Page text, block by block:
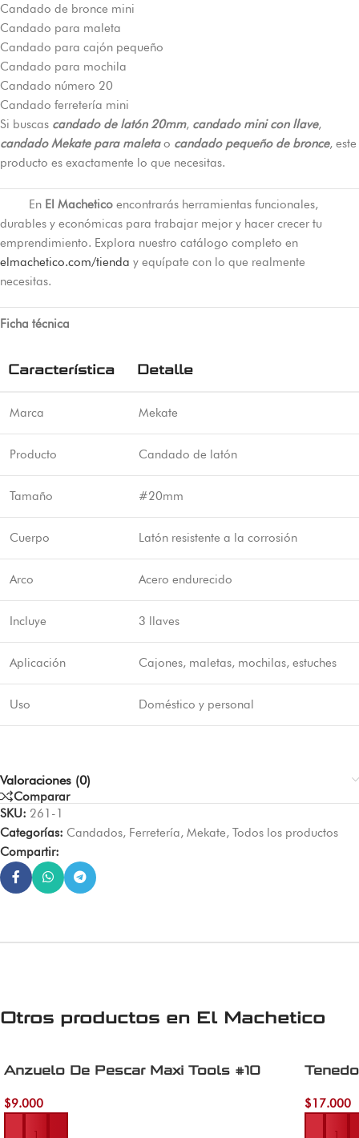
Candado de bronce mini
Candado para maleta
Candado para cajón pequeño
Candado para mochila
Candado número 20
Candado ferretería mini
Si buscas candado de latón 20mm, candado mini con llave,
candado Mekate para maletao candado pequeño de bronce, este
producto es exactamente lo que necesitas.
En El Machetico encontrarás herramientas funcionales,
durables y económicas para trabajar mejor y hacer crecer tu
emprendimiento. Explora nuestro catálogo completo en
elmachetico.com/tienda y equípate con lo que realmente
necesitas.
Ficha técnica
Característica Detalle
Marca Mekate
Producto Candado de latón
Tamaño #20mm
Cuerpo Latón resistente a la corrosión
Arco Acero endurecido
Incluye 3 llaves
Aplicación Cajones, maletas, mochilas, estuches
Uso Doméstico y personal
Valoraciones (0)
Comparar
SKU: 261-1
Categorías: Candados, Ferretería, Mekate, Todos los productos
Compartir:
Otros productos en El Machetico
Anzuelo De Pescar Maxi Tools #10
$9.000
Añadir al carrito
$17.000
Añadir al